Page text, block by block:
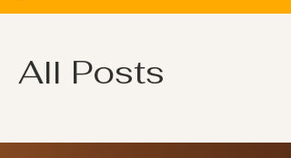
All Posts